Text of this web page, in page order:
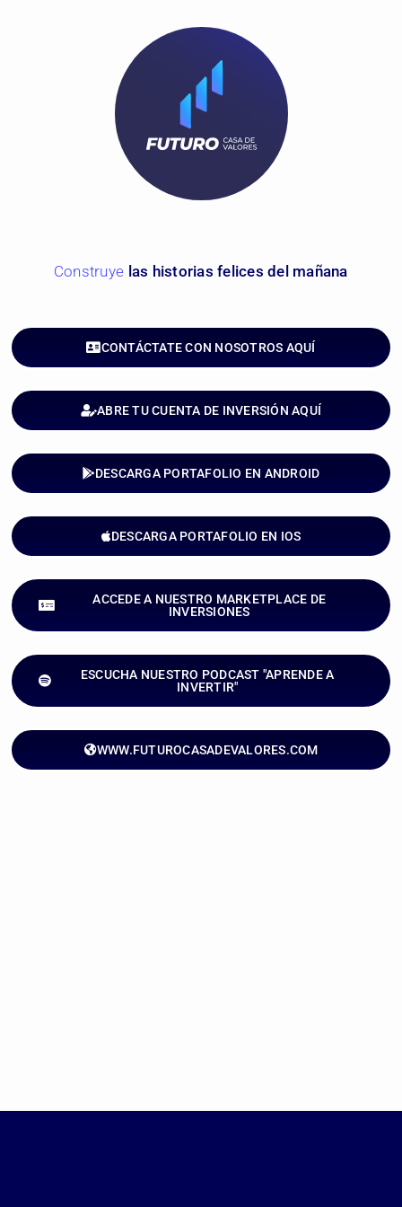
Construye las historias felices del mañana
CONTÁCTATE CON NOSOTROS AQUÍ
ABRE TU CUENTA DE INVERSIÓN AQUÍ
DESCARGA PORTAFOLIO EN ANDROID
DESCARGA PORTAFOLIO EN IOS
ACCEDE A NUESTRO MARKETPLACE DE
INVERSIONES
ESCUCHA NUESTRO PODCAST "APRENDE A
INVERTIR"
WWW.FUTUROCASADEVALORES.COM